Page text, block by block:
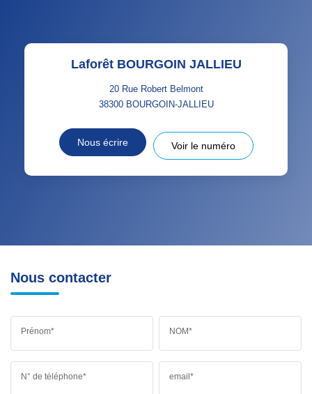
Laforêt BOURGOIN JALLIEU
20 Rue Robert Belmont
38300 BOURGOIN-JALLIEU
Nous écrire Voir le numéro
Nous contacter
Prénom* NOM*
N° de téléphone* email*